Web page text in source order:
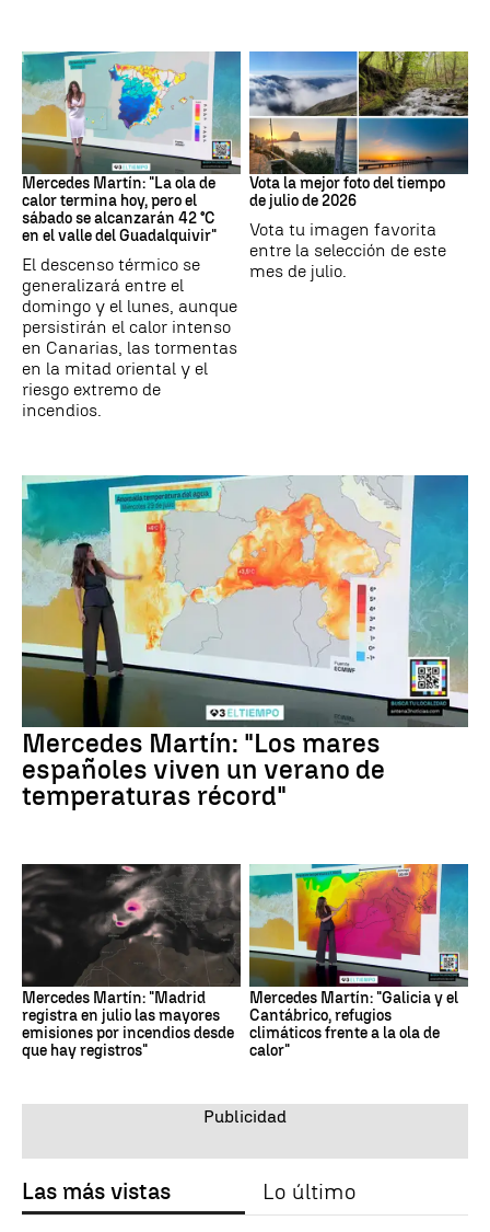
La previsión
Mercedes Martín: "La ola de
calor termina hoy, pero el
sábado se alcanzarán 42 °C
en el valle del Guadalquivir"
El descenso térmico se
generalizará entre el
domingo y el lunes, aunque
persistirán el calor intenso
en Canarias, las tormentas
en la mitad oriental y el
riesgo extremo de
incendios.
Tus imágenes
Vota la mejor foto del tiempo
de julio de 2026
Vota tu imagen favorita
entre la selección de este
mes de julio.
Mercedes Martín: "Los mares
españoles viven un verano de
temperaturas récord"
Mercedes Martín: "Madrid
registra en julio las mayores
emisiones por incendios desde
que hay registros"
Mercedes Martín: "Galicia y el
Cantábrico, refugios
climáticos frente a la ola de
calor"
Las más vistas Lo último